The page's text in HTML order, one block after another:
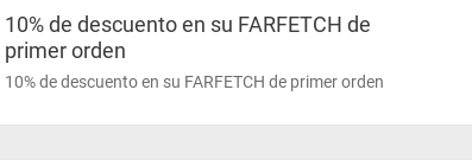
10% de descuento en su FARFETCH de
primer orden
10% de descuento en su FARFETCH de primer orden